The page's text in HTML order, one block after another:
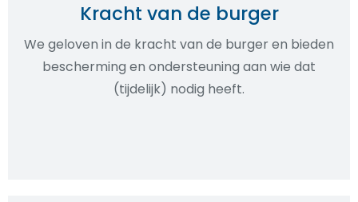
Kracht van de burger
We geloven in de kracht van de burger en bieden
bescherming en ondersteuning aan wie dat
(tijdelijk) nodig heeft.